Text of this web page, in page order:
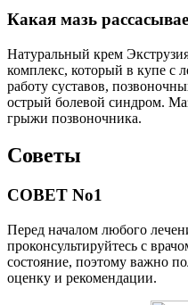
Какая мазь
Натуральный крем
комплекс, который в купе с
работу суставов,
острый болевой синдром.
грыжи позвоночника.
Советы
СОВЕТ No1
Перед началом любого
проконсультируйтесь с
состояние, поэтому важно
оценку и рекомендации.